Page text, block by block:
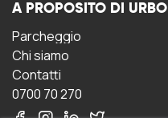
A PROPOSITO DI URBO
Parcheggio
Chi siamo
Contatti
0700 70 270